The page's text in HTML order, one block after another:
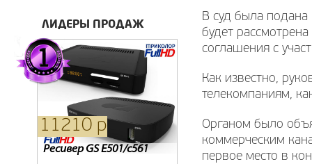
ЛИДЕРЫ ПРОДАЖ
11210 р
Ресивер GS E501/c561
4950 р
CAM Модуль GI
4940 р
Ресивер Golden 1CR
В суд была
будет
соглашения с
Как известно,
телекомпаниям,
Органом было
коммерческим
первое место в